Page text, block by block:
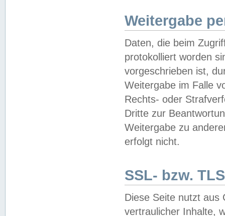
Weitergabe
Daten, die beim
protokolliert worden
vorgeschrieben ist,
Weitergabe im Falle
Rechts- oder
Dritte zur
Weitergabe zu
erfolgt nicht.
SSL- bzw.
Diese Seite nutzt aus
vertraulicher Inhalte,